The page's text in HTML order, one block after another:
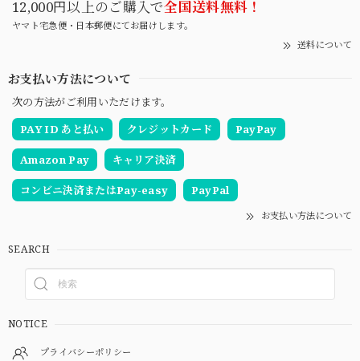
12,000円以上のご購入で全国送料無料！
ヤマト宅急便・日本郵便にてお届けします。
送料について
お支払い方法について
次の方法がご利用いただけます。
PAY ID あと払い
クレジットカード PayPay
Amazon Pay キャリア決済
コンビニ決済またはPay-easy PayPal
お支払い方法について
SEARCH
NOTICE
プライバシーポリシー